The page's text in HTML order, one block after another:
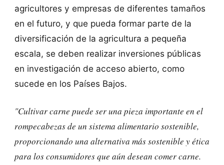
agricultores y empresas de diferentes tamaños
en el futuro, y que pueda formar parte de la
diversificación de la agricultura a pequeña
escala, se deben realizar inversiones públicas
en investigación de acceso abierto, como
sucede en los Países Bajos.
"Cultivar carne puede ser una pieza importante en el
rompecabezas de un sistema alimentario sostenible,
proporcionando una alternativa más sostenible y ética
para los consumidores que aún desean comer carne.